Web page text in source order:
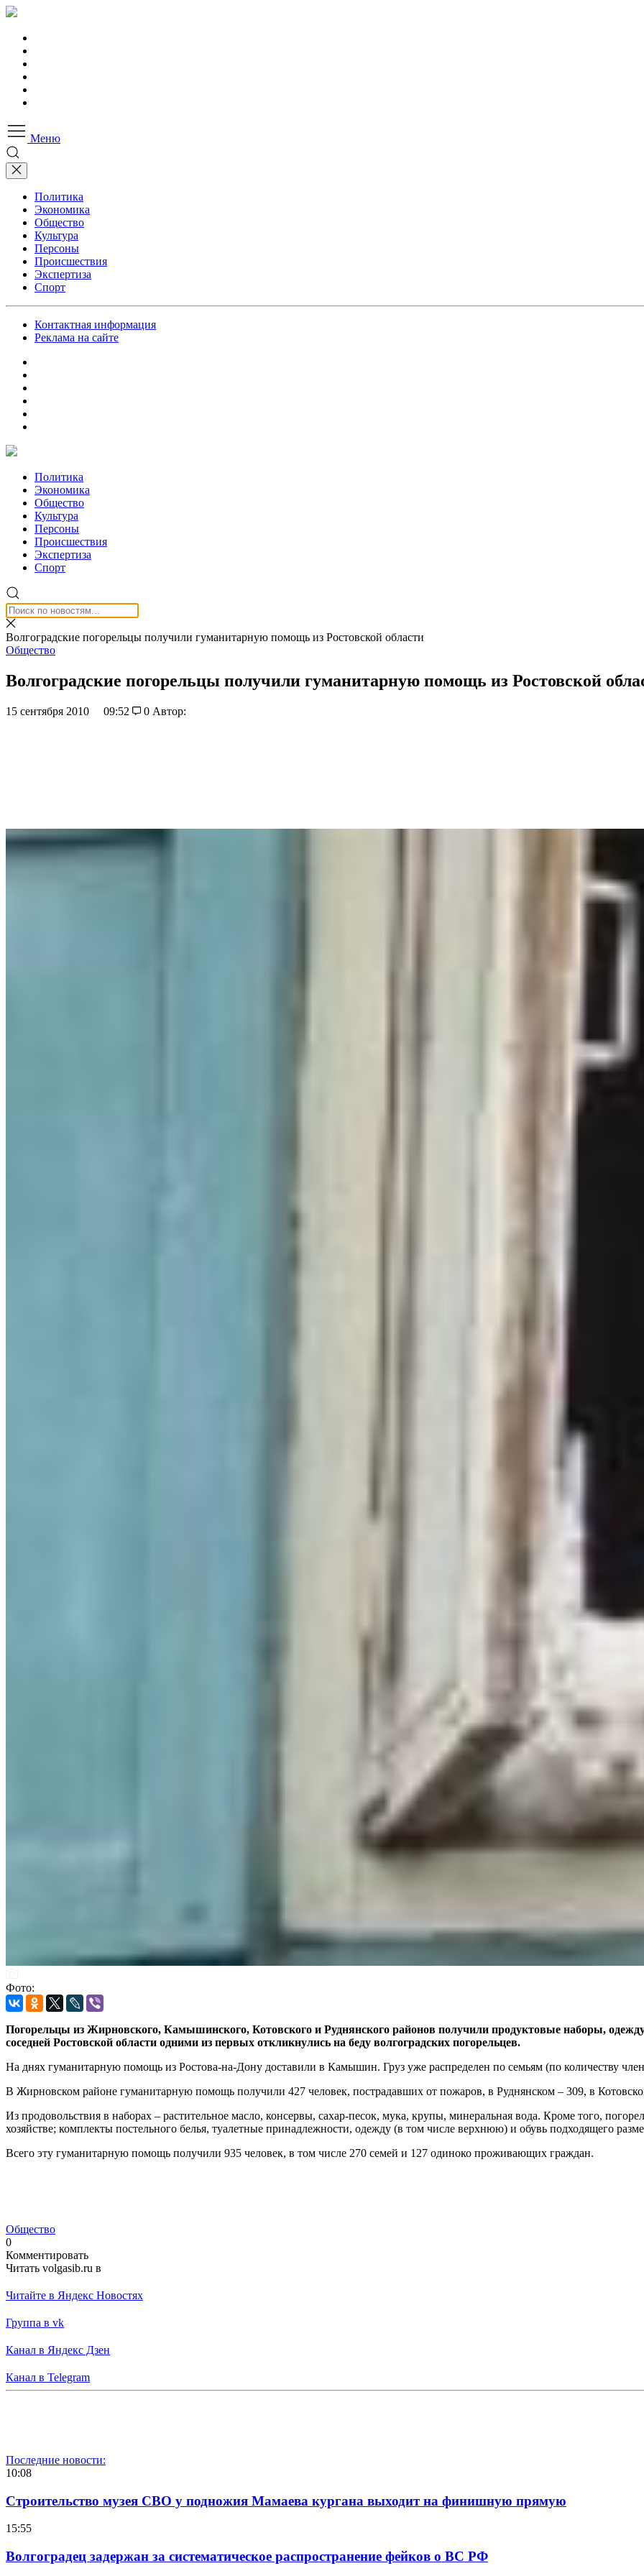
Меню
Политика
Экономика
Общество
Культура
Персоны
Происшествия
Экспертиза
Спорт
Контактная информация
Реклама на сайте
Политика
Экономика
Общество
Культура
Персоны
Происшествия
Экспертиза
Спорт
Волгоградские погорельцы получили гуманитарную помощь из Ростовской области
Общество
Волгоградские погорельцы получили гуманитарную помощь из Ростовской
15 сентября 2010 09:52 0 Автор:
Фото:
Погорельцы из Жирновского, Камышинского, Котовского и Руднянского районов получили продуктовые наборы,
соседней Ростовской области одними из первых откликнулись на беду волгоградских погорельцев.
На днях гуманитарную помощь из Ростова-на-Дону доставили в Камышин. Груз уже распределен по семьям (по количеству
В Жирновском районе гуманитарную помощь получили 427 человек, пострадавших от пожаров, в Руднянском – 309, в
Из продовольствия в наборах – растительное масло, консервы, сахар-песок, мука, крупы, минеральная вода. Кроме того,
хозяйстве; комплекты постельного белья, туалетные принадлежности, одежду (в том числе верхнюю) и обувь подходящего
Всего эту гуманитарную помощь получили 935 человек, в том числе 270 семей и 127 одиноко проживающих граждан.
Общество
0
Комментировать
Читать volgasib.ru в
Читайте в Яндекс Новостях
Группа в vk
Канал в Яндекс Дзен
Канал в Telegram
Последние новости:
10:08
Строительство музея СВО у подножия Мамаева кургана выходит на финишную прямую
15:55
Волгоградец задержан за систематическое распространение фейков о ВС РФ